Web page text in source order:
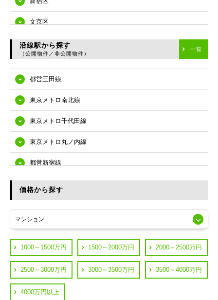
文京区
台東区
江東区
品川区
目黒区
大田区
世田谷区
渋谷区
練馬区
葛飾区
横浜市鶴見区
横浜市神奈川区
川崎市川崎区
沿線駅から探す
（公開物件／非公開物件）
一覧
都営三田線
東京メトロ南北線
東京メトロ千代田線
東京メトロ丸ノ内線
都営新宿線
都営浅草線
JR中央線
JR中央・総武線
価格から探す
1000～1500万円 1500～2000万円 2000～2500万円
2500～3000万円 3000～3500万円 3500～4000万円
4000万円以上